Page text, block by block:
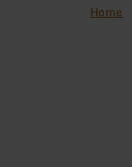
Home